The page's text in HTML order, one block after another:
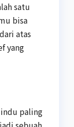
satu
bisa
atas
yang
paling